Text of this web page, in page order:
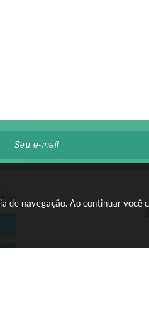
de navegação. Ao continuar você